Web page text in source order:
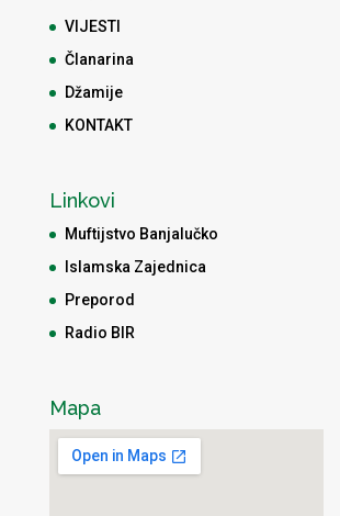
VIJESTI
Članarina
Džamije
KONTAKT
Linkovi
Muftijstvo Banjalučko
Islamska Zajednica
Preporod
Radio BIR
Mapa